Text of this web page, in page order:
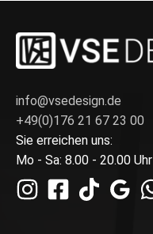
info@vsedesign.de
+49(0)176 21 67 23 00
Sie erreichen uns:
Mo - Sa: 8.00 - 20.00 Uhr